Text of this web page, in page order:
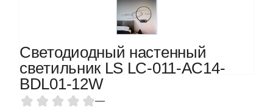
Светодиодный настенный
светильник LS LC-011-AC14-
BDL01-12W
—